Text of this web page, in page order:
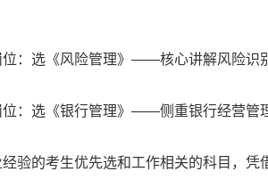
：选《风险管理》——核心讲解风险识
：选《银行管理》——侧重银行经营管
验的考生优先选和工作相关的科目，